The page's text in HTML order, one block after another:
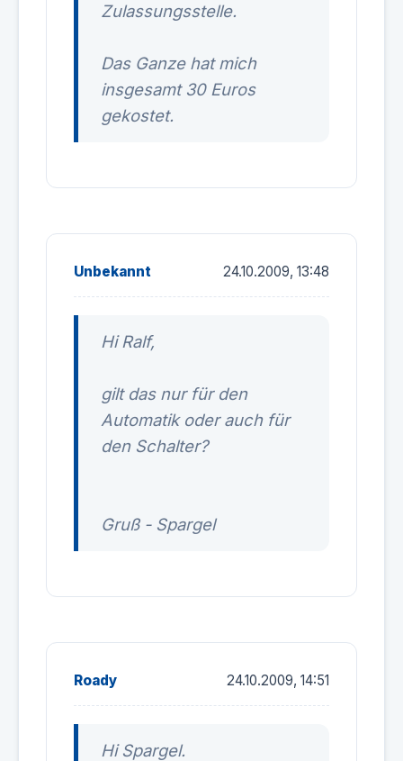
Zulassungsstelle.
Das Ganze hat mich
insgesamt 30 Euros
gekostet.
Unbekannt 24.10.2009, 13:48
Hi Ralf,
gilt das nur für den
Automatik oder auch für
den Schalter?
Gruß - Spargel
Roady 24.10.2009, 14:51
Hi Spargel.